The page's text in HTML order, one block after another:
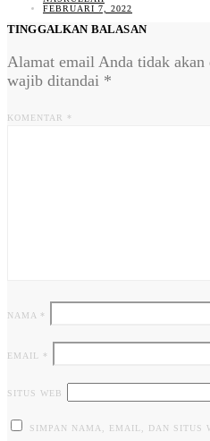
FEBRUARI 7, 2022
TINGGALKAN BALASAN
Alamat email Anda tidak akan
wajib ditandai *
KOMENTAR *
NAMA *
EMAIL *
SITUS WEB
SIMPAN NAMA, EMAIL, DAN SITUS